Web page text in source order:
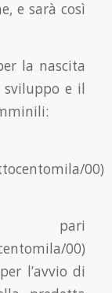
e sarà così
la nascita
e il
00)
pari
00)
l’avvio di